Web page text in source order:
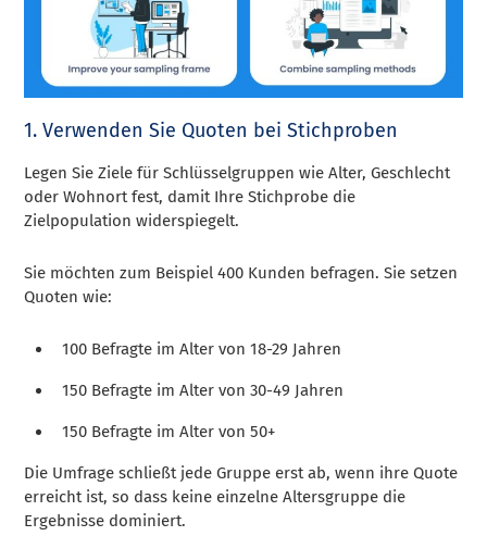
1. Verwenden Sie Quoten bei Stichproben
Legen Sie Ziele für Schlüsselgruppen wie Alter, Geschlecht
oder Wohnort fest, damit Ihre Stichprobe die
Zielpopulation widerspiegelt.
Sie möchten zum Beispiel 400 Kunden befragen. Sie setzen
Quoten wie:
100 Befragte im Alter von 18-29 Jahren
150 Befragte im Alter von 30-49 Jahren
150 Befragte im Alter von 50+
Die Umfrage schließt jede Gruppe erst ab, wenn ihre Quote
erreicht ist, so dass keine einzelne Altersgruppe die
Ergebnisse dominiert.